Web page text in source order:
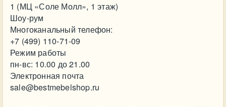
1 (МЦ «Соле Молл», 1 этаж)
Шоу-рум
Многоканальный телефон:
+7 (499) 110-71-09
Режим работы
пн-вс: 10.00 до 21.00
Электронная почта
sale@bestmebelshop.ru